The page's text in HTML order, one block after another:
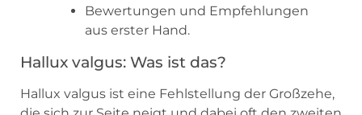
Bewertungen und Empfehlungen
aus erster Hand.
Hallux valgus: Was ist das?
Hallux valgus ist eine Fehlstellung der Großzehe,